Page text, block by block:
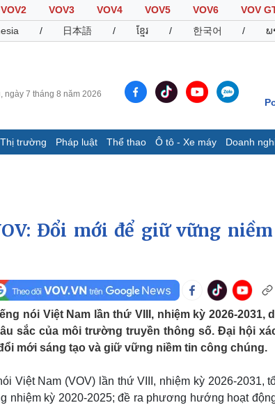
VOV2 VOV3 VOV4 VOV5 VOV6
VOV
/ 日本語 / ខ្មែរ / 한국어 / ພ
ngày 7 tháng 8 năm 2026
Thị trường Pháp luật Thể thao Ô tô - Xe máy Doanh
Infographic
thao
thi đấu bóng đá
giới thể thao
Ô tô - Xe máy
Xe máy
Tư vấn
hóa
Sân khấu - Điện ảnh
Giải trí
Nghệ sĩ
Đổi mới để giữ vững
nói Việt Nam lần thứ VIII, nhiệm kỳ 2026-2031,
sắc của môi trường truyền thông số. Đại hội
mới sáng tạo và giữ vững niềm tin công chúng.
Việt Nam (VOV) lần thứ VIII, nhiệm kỳ 2026-2031,
nhiệm kỳ 2020-2025; đề ra phương hướng hoạt